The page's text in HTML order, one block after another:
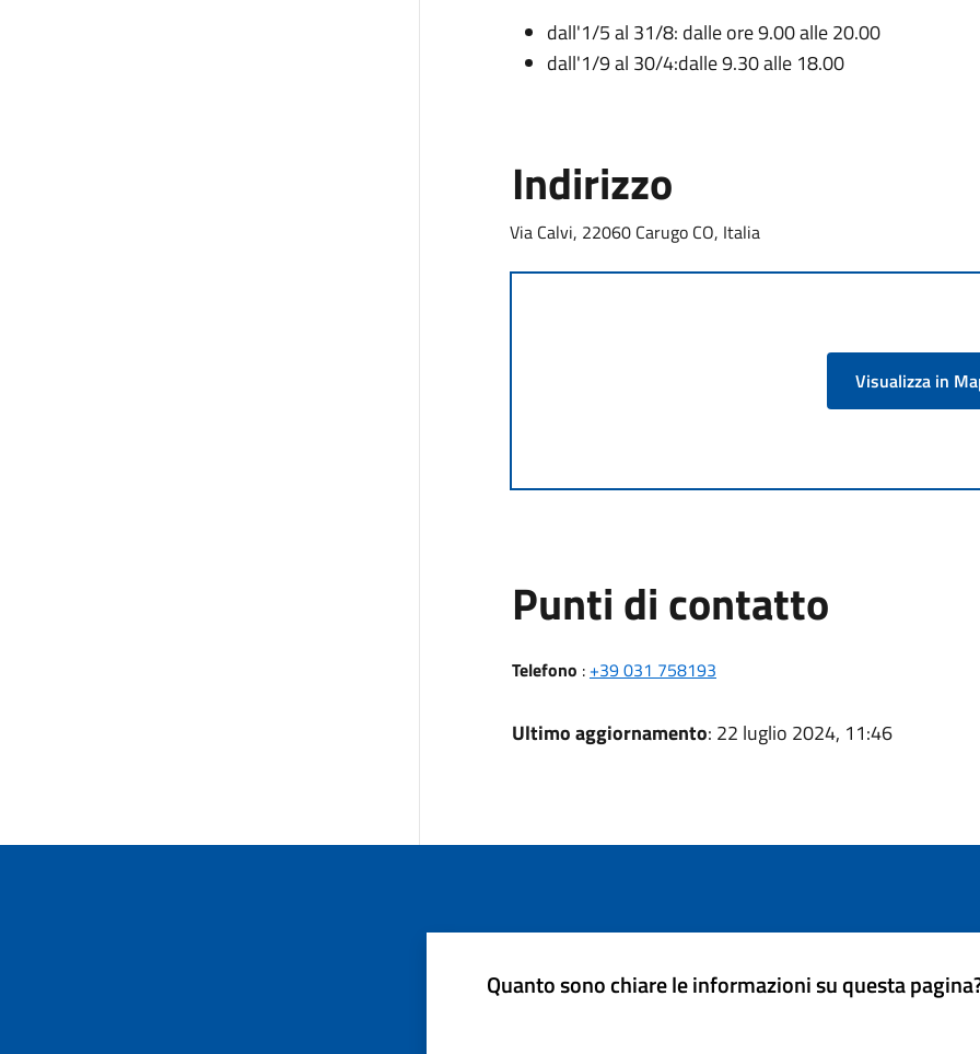
dall'1/5 al 31/8: dalle ore 9.00 alle 20.00
dall'1/9 al 30/4:dalle 9.30 alle 18.00
Indirizzo
Via Calvi, 22060 Carugo CO, Italia
Visualizza in
Punti di contatto
Telefono : +39 031 758193
Ultimo aggiornamento: 22 luglio 2024, 11:46
Quanto sono chiare le informazioni su questa